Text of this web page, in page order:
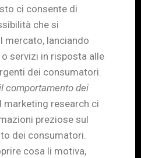
ci consente di
che si
mercato, lanciando
servizi in risposta alle
dei consumatori.
comportamento dei
marketing research ci
preziose sul
dei consumatori.
cosa li motiva,